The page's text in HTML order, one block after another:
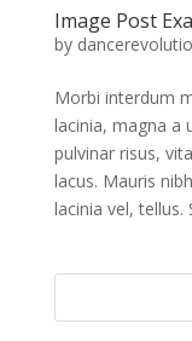
Image Post
by
Morbi interdum
lacinia, magna a
pulvinar risus,
lacus. Mauris
lacinia vel, tellus.